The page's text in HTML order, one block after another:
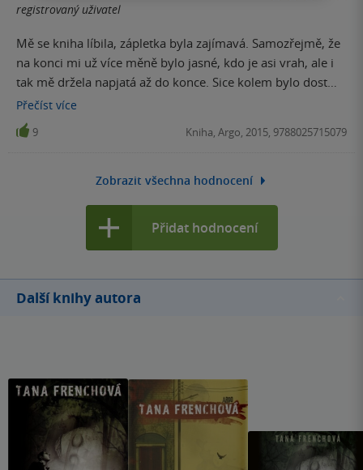
registrovaný uživatel
Mě se kniha líbila, zápletka byla zajímavá. Samozřejmě, že
na konci mi už více měně bylo jasné, kdo je asi vrah, ale i
tak mě držela napjatá až do konce. Sice kolem bylo dost
omáčky, ale i přesto se četla dobře.
Přečíst více
9 Kniha, Argo, 2015, 9788025715079
Zobrazit všechna hodnocení
Přidat hodnocení
Další knihy autora